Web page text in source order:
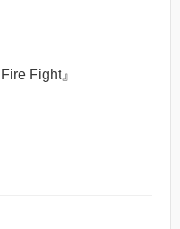
Fight』